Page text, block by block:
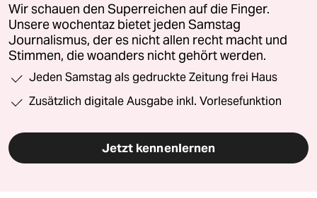
Wir schauen den Superreichen auf die Finger.
Unsere wochentaz bietet jeden Samstag
Journalismus, der es nicht allen recht macht und
Stimmen, die woanders nicht gehört werden.
Jeden Samstag als gedruckte Zeitung frei Haus
Zusätzlich digitale Ausgabe inkl. Vorlesefunktion
Jetzt kennenlernen